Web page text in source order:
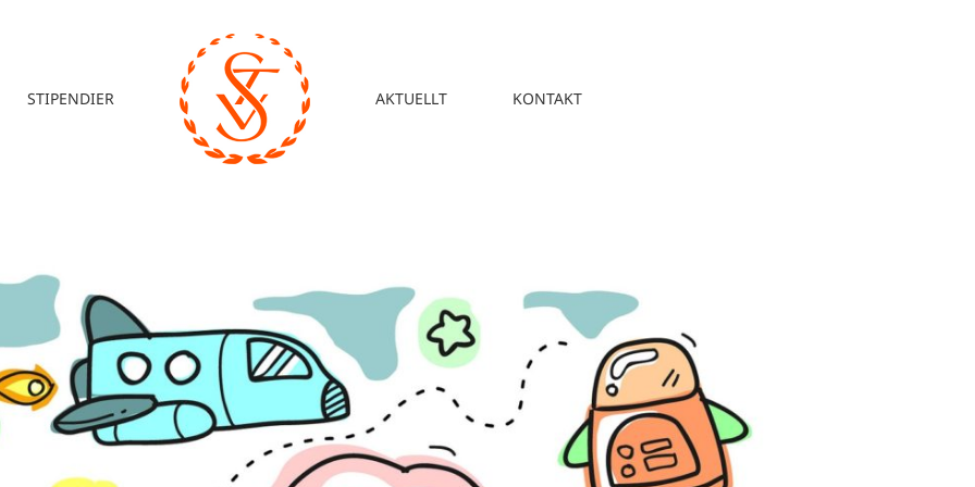
STIPENDIER AKTUELLT KONTAKT